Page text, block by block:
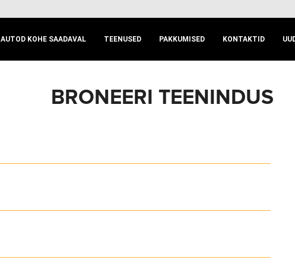
AUTOD KOHE SAADAVAL TEENUSED PAKKUMISED KONTAKTID
BRONEERI TEENINDUS